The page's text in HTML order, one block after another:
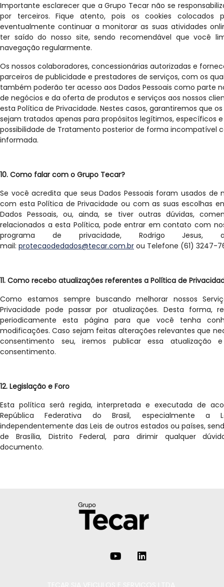
Importante esclarecer que a Grupo Tecar não se
por terceiros. Fique atento, pois os cookies colocados
eventualmente continuar a monitorar as suas atividades
ter saído do nosso site, sendo recomendável que você
navegação regularmente.
Os nossos colaboradores, concessionárias autorizadas e
parceiros de publicidade e prestadores de serviços, com os
também poderão ter acesso aos Dados Pessoais como parte
de negócios e da oferta de produtos e serviços aos nossos
esta Política de Privacidade. Nestes casos, garantiremos que os
sejam tratados apenas para propósitos legítimos, específicos
possibilidade de Tratamento posterior de forma incompatível
informada.
10. Como falar com o Grupo Tecar?
Se você acredita que seus Dados Pessoais foram usados de
com esta Política de Privacidade ou com as suas escolhas
Dados Pessoais, ou, ainda, se tiver outras dúvidas,
relacionados a esta Política, pode entrar em contato com
programa de privacidade, Rodrigo
mail: protecaodedados@tecar.com.br ou Telefone (61) 3247-
11. Como recebo atualizações referentes a Política de
Como estamos sempre buscando melhorar nossos
Privacidade pode passar por atualizações. Desta forma,
periodicamente esta página para que você tenha
modificações. Caso sejam feitas alterações relevantes que
consentimento seu, iremos publicar essa atualização
consentimento.
12. Legislação e Foro
Esta política será regida, interpretada e executada de
República Federativa do Brasil, especialmente a
independentemente das Leis de outros estados ou países,
de Brasília, Distrito Federal, para dirimir qualquer
documento.